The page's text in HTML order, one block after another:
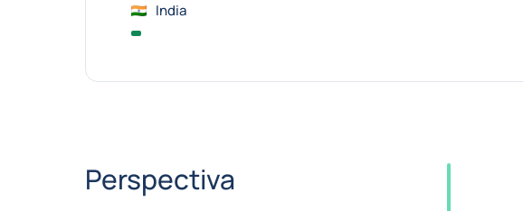
India
Perspectiva